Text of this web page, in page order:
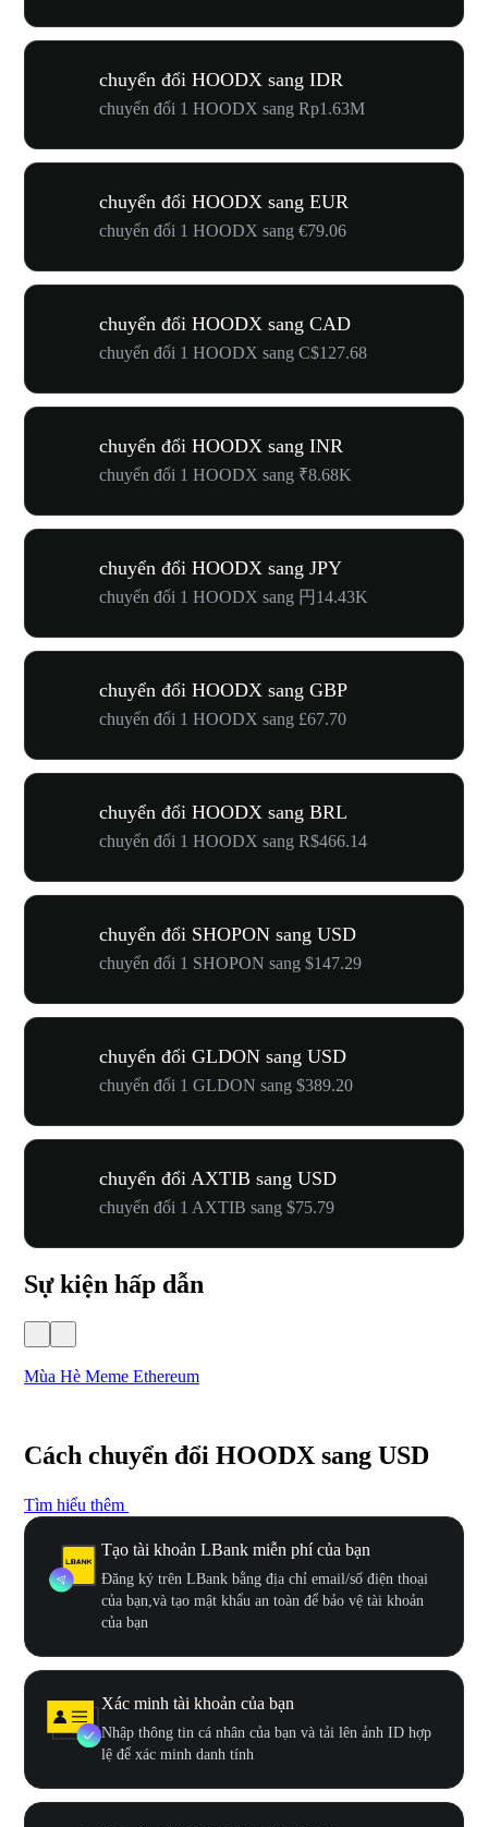
chuyển đổi HOODX sang IDR
chuyển đổi 1 HOODX sang Rp1.63M
chuyển đổi HOODX sang EUR
chuyển đổi 1 HOODX sang €79.06
chuyển đổi HOODX sang CAD
chuyển đổi 1 HOODX sang C$127.68
chuyển đổi HOODX sang INR
chuyển đổi 1 HOODX sang ₹8.68K
chuyển đổi HOODX sang JPY
chuyển đổi 1 HOODX sang 円14.43K
chuyển đổi HOODX sang GBP
chuyển đổi 1 HOODX sang £67.70
chuyển đổi HOODX sang BRL
chuyển đổi 1 HOODX sang R$466.14
chuyển đổi SHOPON sang USD
chuyển đổi 1 SHOPON sang $147.29
chuyển đổi GLDON sang USD
chuyển đổi 1 GLDON sang $389.20
chuyển đổi AXTIB sang USD
chuyển đổi 1 AXTIB sang $75.79
Sự kiện hấp dẫn
Mùa Hè Meme Ethereum
Cách chuyển đổi HOODX sang USD
Tìm hiểu thêm
Tạo tài khoản LBank miễn phí của bạn
Đăng ký trên LBank bằng địa chỉ email/số điện thoại
của bạn,và tạo mật khẩu an toàn để bảo vệ tài khoản
của bạn
Xác minh tài khoản của bạn
Nhập thông tin cá nhân của bạn và tải lên ảnh ID hợp
lệ để xác minh danh tính